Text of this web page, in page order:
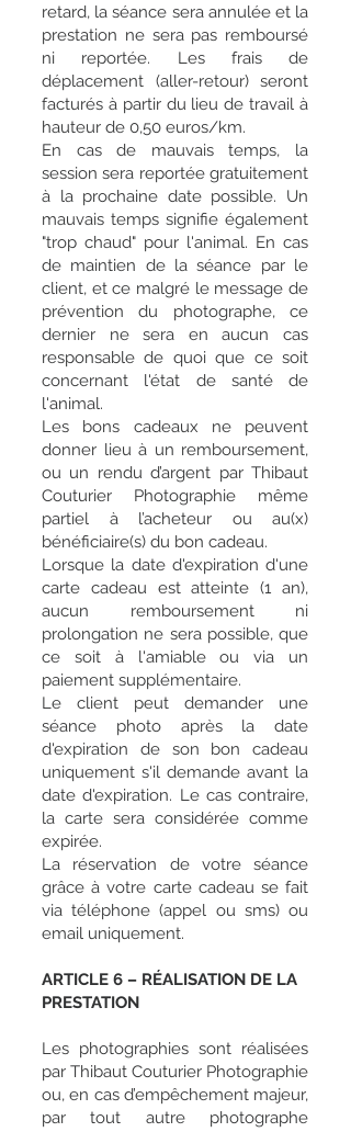
retard, la séance sera annulée et la
prestation ne sera pas remboursé
ni reportée. Les frais de
déplacement (aller-retour) seront
facturés à partir du lieu de travail à
hauteur de 0,50 euros/km.
En cas de mauvais temps, la
session sera reportée gratuitement
à la prochaine date possible. Un
mauvais temps signifie également
"trop chaud" pour l'animal. En cas
de maintien de la séance par le
client, et ce malgré le message de
prévention du photographe, ce
dernier ne sera en aucun cas
responsable de quoi que ce soit
concernant l'état de santé de
l'animal.
Les bons cadeaux ne peuvent
donner lieu à un remboursement,
ou un rendu d’argent par Thibaut
Couturier Photographie même
partiel à l’acheteur ou au(x)
bénéficiaire(s) du bon cadeau.
Lorsque la date d'expiration d'une
carte cadeau est atteinte (1 an),
aucun remboursement ni
prolongation ne sera possible, que
ce soit à l'amiable ou via un
paiement supplémentaire.
Le client peut demander une
séance photo après la date
d'expiration de son bon cadeau
uniquement s'il demande avant la
date d'expiration. Le cas contraire,
la carte sera considérée comme
expirée.
La réservation de votre séance
grâce à votre carte cadeau se fait
via téléphone (appel ou sms) ou
email uniquement.
ARTICLE 6 – RÉALISATION DE LA
PRESTATION
Les photographies sont réalisées
par Thibaut Couturier Photographie
ou, en cas d’empêchement majeur,
par tout autre photographe